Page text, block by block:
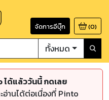
จัดการอีบุ๊ก (0)
ทั้งหมด
ได้แล้ววันนี้ กดเลย
านได้ต่อเนื่องที่ Pinto